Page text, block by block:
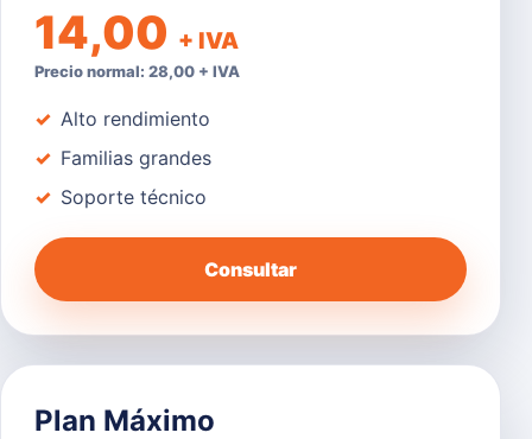
14,00 + IVA
Precio normal: 28,00 + IVA
Alto rendimiento
Familias grandes
Soporte técnico
Consultar
Plan Máximo